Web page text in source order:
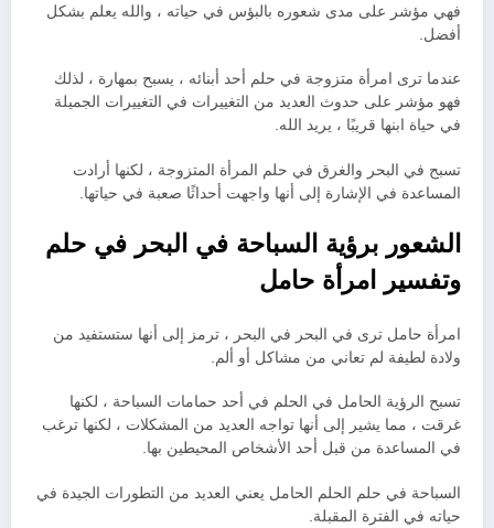
فهي مؤشر على مدى شعوره بالبؤس في حياته ، والله يعلم بشكل
أفضل.
عندما ترى امرأة متزوجة في حلم أحد أبنائه ، يسبح بمهارة ، لذلك
فهو مؤشر على حدوث العديد من التغييرات في التغييرات الجميلة
في حياة ابنها قريبًا ، يريد الله.
تسبح في البحر والغرق في حلم المرأة المتزوجة ، لكنها أرادت
المساعدة في الإشارة إلى أنها واجهت أحداثًا صعبة في حياتها.
الشعور برؤية السباحة في البحر في حلم
وتفسير امرأة حامل
امرأة حامل ترى في البحر في البحر ، ترمز إلى أنها ستستفيد من
ولادة لطيفة لم تعاني من مشاكل أو ألم.
تسبح الرؤية الحامل في الحلم في أحد حمامات السباحة ، لكنها
غرقت ، مما يشير إلى أنها تواجه العديد من المشكلات ، لكنها ترغب
في المساعدة من قبل أحد الأشخاص المحيطين بها.
السباحة في حلم الحلم الحامل يعني العديد من التطورات الجيدة في
حياته في الفترة المقبلة.